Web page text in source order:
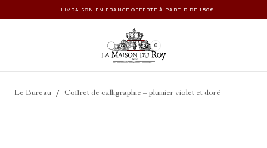
LIVRAISON EN FRANCE OFFERTE À PARTIR DE 150€
0
Le Bureau / Coffret de calligraphie – plumier violet et doré